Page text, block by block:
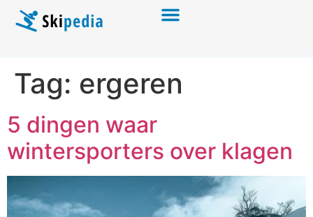
Tag: ergeren
5 dingen waar
wintersporters over klagen